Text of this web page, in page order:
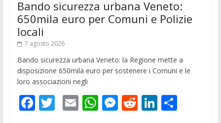
Bando sicurezza urbana Veneto:
650mila euro per Comuni e Polizie
locali
7 agosto 2026
Bando sicurezza urbana Veneto: la Regione mette a
disposizione 650mila euro per sostenere i Comuni e le
loro associazioni negli
F T E W M R Li C